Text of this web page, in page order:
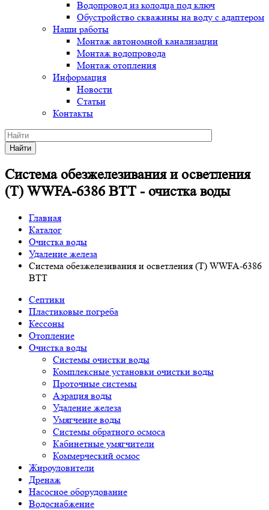
Водопровод из колодца под ключ
Обустройство скважины на воду с адаптером
Наши работы
Монтаж автономной канализации
Монтаж водопровода
Монтаж отопления
Информация
Новости
Статьи
Контакты
Найти
Система обезжелезивания и осветления
(T) WWFA-6386 BTT - очистка воды
Главная
Каталог
Очистка воды
Удаление железа
Система обезжелезивания и осветления (T) WWFA-6386
BTT
Септики
Пластиковые погреба
Кессоны
Отопление
Очистка воды
Системы очистки воды
Комплексные установки очистки воды
Проточные системы
Аэрация воды
Удаление железа
Умягчение воды
Системы обратного осмоса
Кабинетные умягчители
Коммерческий осмос
Жироуловители
Дренаж
Насосное оборудование
Водоснабжение